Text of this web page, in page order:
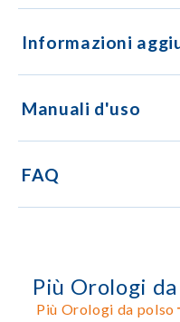
Informazioni
Manuali d'uso
FAQ
Più Orologi
Più Orologi da polso